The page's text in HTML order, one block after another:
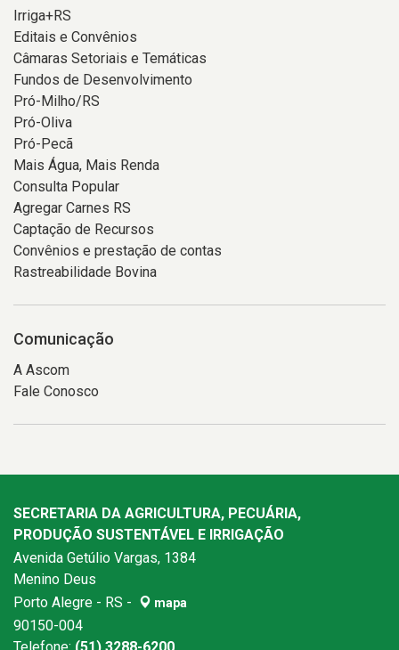
Irriga+RS
Editais e Convênios
Câmaras Setoriais e Temáticas
Fundos de Desenvolvimento
Pró-Milho/RS
Pró-Oliva
Pró-Pecã
Mais Água, Mais Renda
Consulta Popular
Agregar Carnes RS
Captação de Recursos
Convênios e prestação de contas
Rastreabilidade Bovina
Comunicação
A Ascom
Fale Conosco
SECRETARIA DA AGRICULTURA, PECUÁRIA,
PRODUÇÃO SUSTENTÁVEL E IRRIGAÇÃO
Avenida Getúlio Vargas, 1384
Menino Deus
Porto Alegre - RS -
mapa
90150-004